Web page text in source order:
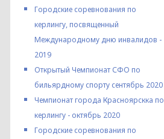
Городские соревнования по
керлингу, посвященный
Международному дню инвалидов -
2019
Открытый Чемпионат СФО по
бильярдному спорту сентябрь 2020
Чемпионат города Красноярскка по
керлингу - октябрь 2020
Городские соревнования по